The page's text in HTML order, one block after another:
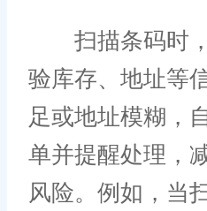
扫描条码时，
验库存、地址等
足或地址模糊，
单并提醒处理，
风险。例如，当